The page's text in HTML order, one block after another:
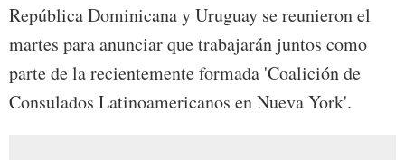
República Dominicana y Uruguay se reunieron el
martes para anunciar que trabajarán juntos como
parte de la recientemente formada 'Coalición de
Consulados Latinoamericanos en Nueva York'.